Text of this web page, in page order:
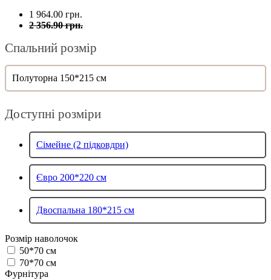
1 964.00 грн.
2 356.90 грн.
Спальний розмір
Полуторна 150*215 см
Доступні розміри
Сімейне (2 підковдри)
Євро 200*220 см
Двоспальна 180*215 см
Розмір наволочок
50*70 см
70*70 см
Фурнітура